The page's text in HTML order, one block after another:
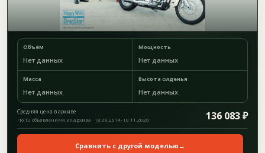
Объём
Нет данных
Мощность
Нет данных
Масса
Нет данных
Высота сиденья
Нет данных
Средняя цена в архиве 136 083 ₽
По 12 объявлениям из архива · 18.08.2014–10.11.2020
Сравнить с другой моделью →